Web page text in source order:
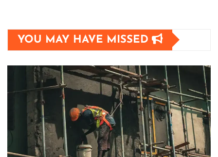
YOU MAY HAVE MISSED